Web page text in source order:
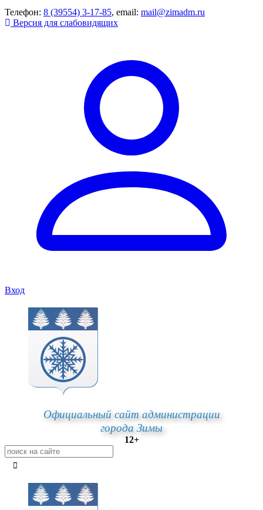
Телефон: 8 (39554) 3-17-85, email: mail@zimadm.ru
Версия для слабовидящих
Вход
Официальный сайт администрации
города Зимы
12+